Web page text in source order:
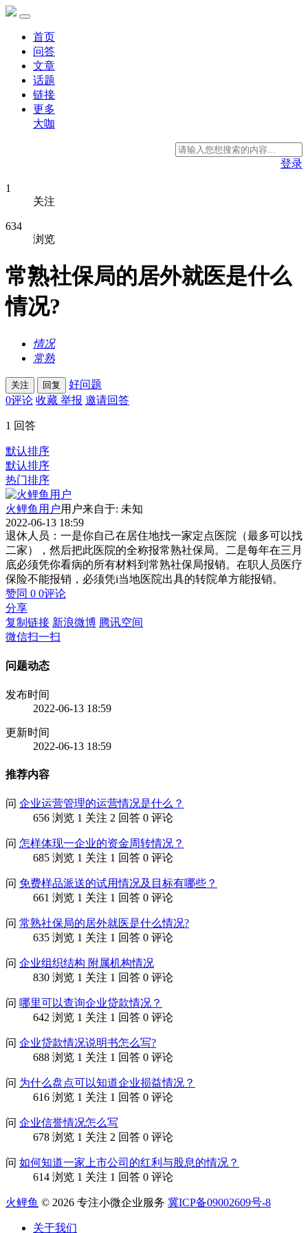
首页
问答
文章
话题
链接
更多
大咖
登录
1
关注
634
浏览
常熟社保局的居外就医是什么
情况?
情况
常熟
关注 回复
好问题
0评论 收藏 举报 邀请回答
1 回答
默认排序
默认排序
热门排序
火鲤鱼用户用户来自于: 未知
2022-06-13 18:59
退休人员：一是你自己在居住地找一家定点医院（最多可以找
二家），然后把此医院的全称报常熟社保局。二是每年在三月
底必须凭你看病的所有材料到常熟社保局报销。在职人员医疗
保险不能报销，必须凭i当地医院出具的转院单方能报销。
赞同 0 0评论
分享
复制链接 新浪微博 腾讯空间
微信扫一扫
问题动态
发布时间
2022-06-13 18:59
更新时间
2022-06-13 18:59
推荐内容
问 企业运营管理的运营情况是什么？
656 浏览 1 关注 2 回答 0 评论
问 怎样体现一企业的资金周转情况？
685 浏览 1 关注 1 回答 0 评论
问 免费样品派送的试用情况及目标有哪些？
661 浏览 1 关注 1 回答 0 评论
问 常熟社保局的居外就医是什么情况?
635 浏览 1 关注 1 回答 0 评论
问 企业组织结构 附属机构情况
830 浏览 1 关注 1 回答 0 评论
问 哪里可以查询企业贷款情况？
642 浏览 1 关注 1 回答 0 评论
问 企业贷款情况说明书怎么写?
688 浏览 1 关注 1 回答 0 评论
问 为什么盘点可以知道企业损益情况？
616 浏览 1 关注 1 回答 0 评论
问 企业信誉情况怎么写
678 浏览 1 关注 2 回答 0 评论
问 如何知道一家上市公司的红利与股息的情况？
614 浏览 1 关注 1 回答 0 评论
火鲤鱼 © 2026 专注小微企业服务 冀ICP备09002609号-8
关于我们